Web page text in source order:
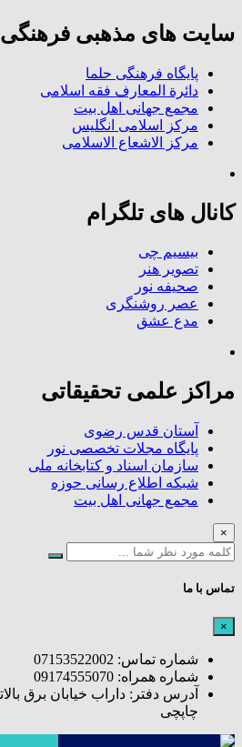
سایت های مذهبی فرهنگی
پایگاه فرهنگی حلما
دائرة المعارف فقه اسلامی
مجمع جهانی اهل بیت
مرکز اسلامی انگلیس
مرکز الاشعاع الاسلامی
کانال های تلگرام
بیسیم چی
تصویر هنر
صحیفه نور
عصر روشنگری
مدع عشق
مراکز علمی تحقیقاتی
آستان قدس رضوی
پایگاه مجلات تخصصی نور
سازمان اسناد و کتابخانه ملی
شبکه اطلاع رسانی حوزه
مجمع جهانی اهل بیت
×
تماس با ما
×
شماره تماس: 07153522002
شماره همراه: 09174555070
چاپچی